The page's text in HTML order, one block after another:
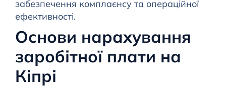
забезпечення комплаєнсу та операційної
ефективності.
Основи нарахування
заробітної плати на
Кіпрі